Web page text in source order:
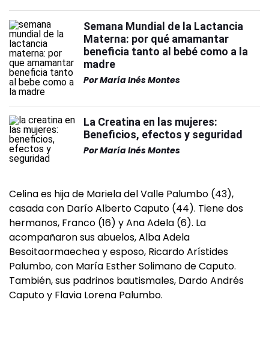
Semana Mundial de la Lactancia
Materna: por qué amamantar
beneficia tanto al bebé como a la
madre
PorMaría Inés Montes
La Creatina en las mujeres:
Beneficios, efectos y seguridad
PorMaría Inés Montes
Celina es hija de Mariela del Valle Palumbo (43),
casada con Darío Alberto Caputo (44). Tiene dos
hermanos, Franco (16) y Ana Adela (6). La
acompañaron sus abuelos, Alba Adela
Besoitaormaechea y esposo, Ricardo Arístides
Palumbo, con María Esther Solimano de Caputo.
También, sus padrinos bautismales, Dardo Andrés
Caputo y Flavia Lorena Palumbo.